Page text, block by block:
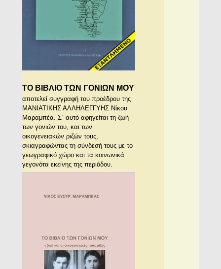
ΤΟ ΒΙΒΛΙΟ ΤΩΝ ΓΟΝΙΩΝ ΜΟΥ
αποτελεί συγγραφή του προέδρου της
ΜΑΝΙΑΤΙΚΗΣ ΑΛΛΗΛΕΓΓΥΗΣ Νίκου
Μαραμπέα. Σ` αυτό αφηγείται τη ζωή
των γονιών του, και των
οικογενειακών ριζών τους,
σκιαγραφώντας τη σύνδεσή τους με το
γεωγραφικό χώρο και τα κοινωνικά
γεγονότα εκείνης της περιόδου.